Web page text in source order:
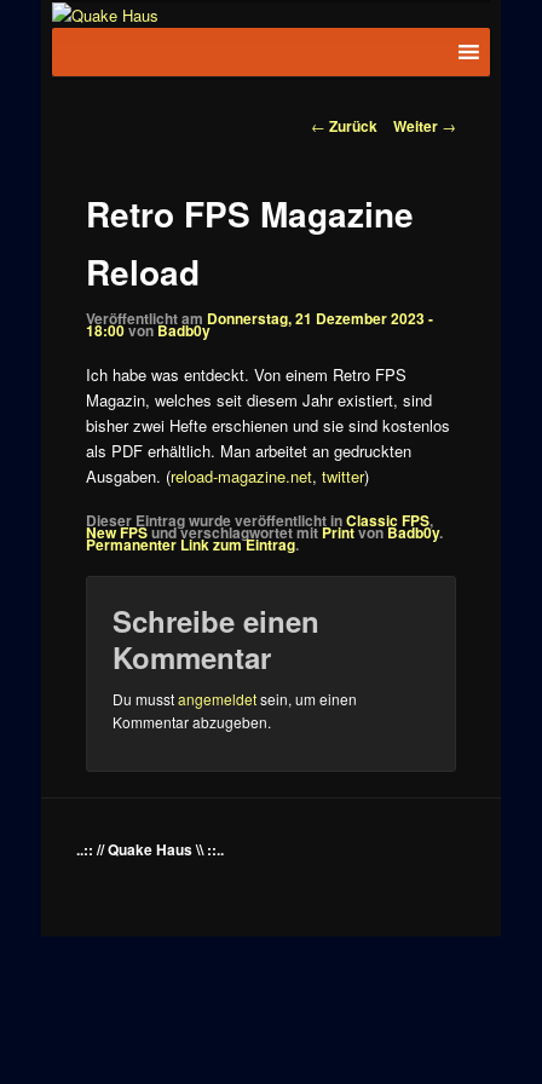
News zu
Beitragsnavigation
← Zurück Weiter →
Retro FPS Magazine
Reload
Veröffentlicht am Donnerstag, 21 Dezember 2023 -
18:00vonBadb0y
Ich habe was entdeckt. Von einem Retro FPS
Magazin, welches seit diesem Jahr existiert, sind
bisher zwei Hefte erschienen und sie sind kostenlos
als PDF erhältlich. Man arbeitet an gedruckten
Ausgaben. (reload-magazine.net, twitter)
Dieser Eintrag wurde veröffentlicht inClassic FPS,
New FPSund verschlagwortet mitPrintvonBadb0y.
Permanenter Link zum Eintrag.
Schreibe einen
Kommentar
Du musstangemeldetsein, um einen
Kommentar abzugeben.
..:: // Quake Haus \\ ::..